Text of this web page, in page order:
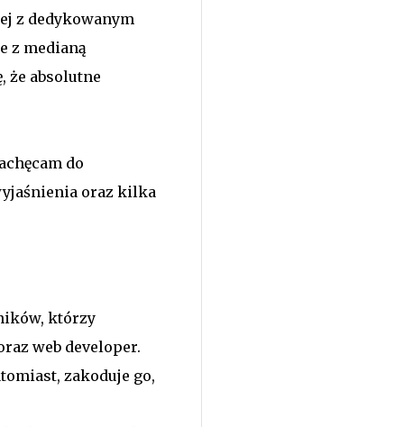
z dedykowanym
z medianą
że absolutne
do
oraz kilka
którzy
web developer.
zakoduje go,